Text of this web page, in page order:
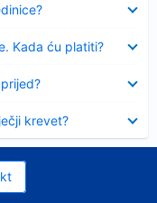
Kada ću platiti?
krevet?